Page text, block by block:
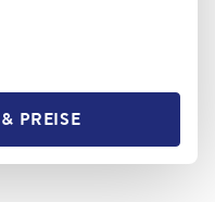
PREISE